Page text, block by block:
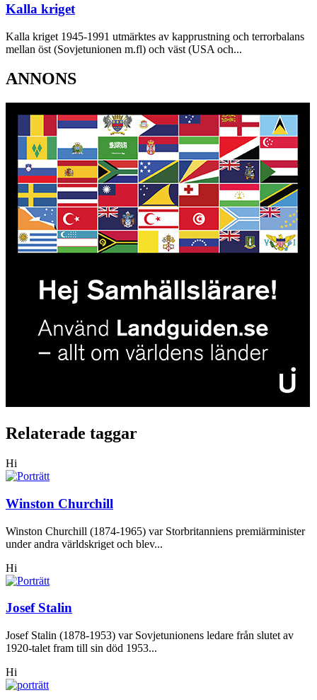
Kalla kriget
Kalla kriget 1945-1991 utmärktes av kapprustning och terrorbalans
mellan öst (Sovjetunionen m.fl) och väst (USA och...
ANNONS
Relaterade taggar
Hi
Winston Churchill
Winston Churchill (1874-1965) var Storbritanniens premiärminister
under andra världskriget och blev...
Hi
Josef Stalin
Josef Stalin (1878-1953) var Sovjetunionens ledare från slutet av
1920-talet fram till sin död 1953...
Hi